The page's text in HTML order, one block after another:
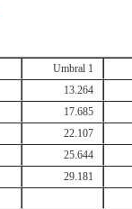
Umbral 1
13.264
17.685
22.107
25.644
29.181